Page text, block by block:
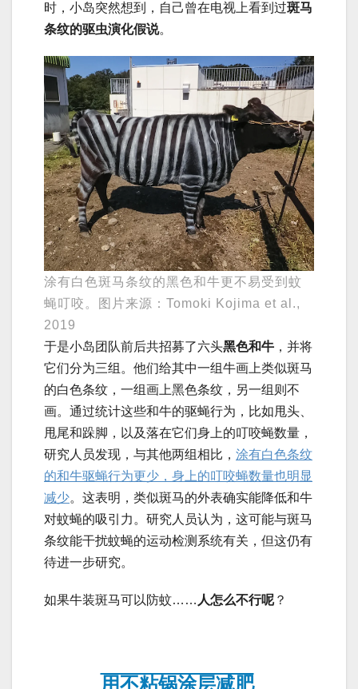
时，小岛突然想到，自己曾在电视上看到过斑马
条纹的驱虫演化假说。
涂有白色斑马条纹的黑色和牛更不易受到蚊
蝇叮咬。图片来源：Tomoki Kojima et al.,
2019
于是小岛团队前后共招募了六头黑色和牛 ，并将
它们分为三组。他们给其中一组牛画上类似斑马
的白色条纹，一组画上黑色条纹，另一组则不
画。通过统计这些和牛的驱蝇行为，比如甩头、
甩尾和跺脚，以及落在它们身上的叮咬蝇数量，
研究人员发现，与其他两组相比， 涂有白色条纹
的和牛驱蝇行为更少，身上的叮咬蝇数量也明显
减少。这表明，类似斑马的外表确实能降低和牛
对蚊蝇的吸引力。研究人员认为，这可能与斑马
条纹能干扰蚊蝇的运动检测系统有关，但这仍有
待进一步研究。
如果牛装斑马可以防蚊…… 人怎么不行呢？
用不粘锅涂层减肥